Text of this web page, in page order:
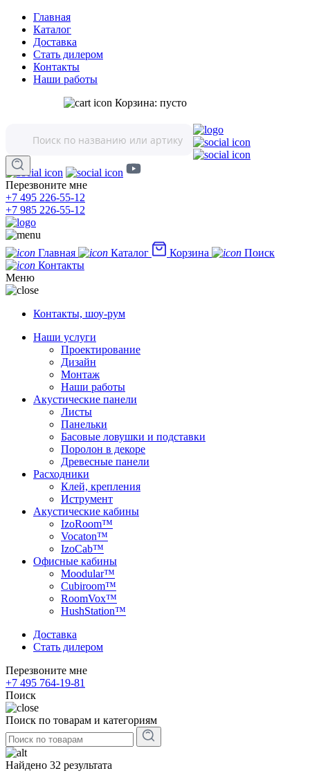
Главная
Каталог
Доставка
Стать дилером
Контакты
Наши работы
Корзина: пусто
Перезвоните мне
+7 495 226-55-12
+7 985 226-55-12
Главная Каталог Корзина
Поиск
Контакты
Меню
Контакты, шоу-рум
Наши услуги
Проектирование
Дизайн
Монтаж
Наши работы
Акустические панели
Листы
Панельки
Басовые ловушки и подставки
Поролон в декоре
Древесные панели
Расходники
Клей, крепления
Иструмент
Акустические кабины
IzoRoom™
Vocaton™
IzoCab™
Офисные кабины
Moodular™
Cubiroom™
RoomVox™
HushStation™
Доставка
Стать дилером
Перезвоните мне
+7 495 764-19-81
Поиск
Поиск по товарам и категориям
Найдено 32 результата